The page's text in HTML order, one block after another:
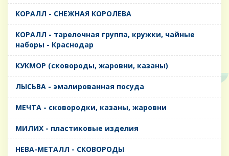
КОРАЛЛ - СНЕЖНАЯ КОРОЛЕВА
КОРАЛЛ - тарелочная группа, кружки, чайные
наборы - Краснодар
КУКМОР (сковороды, жаровни, казаны)
ЛЫСЬВА - эмалированная посуда
МЕЧТА - сковородки, казаны, жаровни
МИЛИХ - пластиковые изделия
НЕВА-МЕТАЛЛ - СКОВОРОДЫ